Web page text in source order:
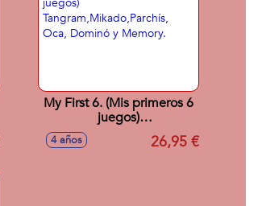
My First 6. (Mis primeros 6
juegos)
Tangram,Mikado,Parchís,
Oca, Dominó y Memory.
4 años 26,95 €